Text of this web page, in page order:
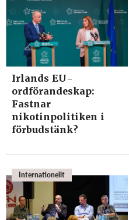
Irlands EU-
ordförandeskap:
Fastnar
nikotinpolitiken i
förbudstänk?
Internationellt